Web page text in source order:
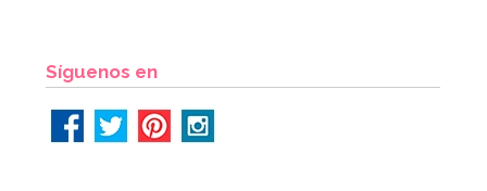
Síguenos en